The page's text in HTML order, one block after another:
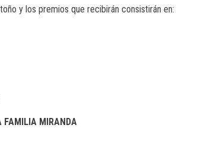
y los premios que recibirán consistirán en:
MIRANDA